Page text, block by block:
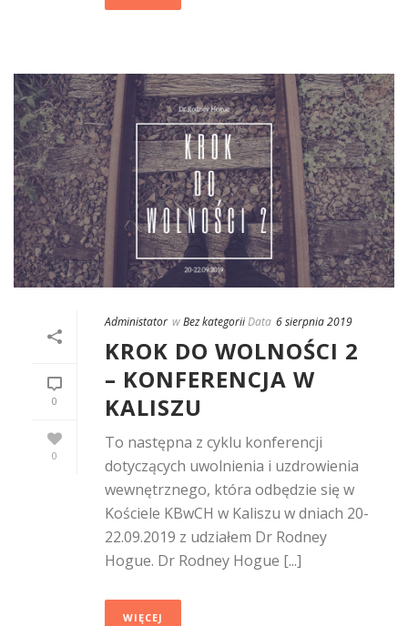
0
0
Administator wBez kategoriiData 6 sierpnia 2019
KROK DO WOLNOŚCI 2
– KONFERENCJA W
KALISZU
To następna z cyklu konferencji
dotyczących uwolnienia i uzdrowienia
wewnętrznego, która odbędzie się w
Kościele KBwCH w Kaliszu w dniach 20-
22.09.2019 z udziałem Dr Rodney
Hogue. Dr Rodney Hogue [...]
WIĘCEJ